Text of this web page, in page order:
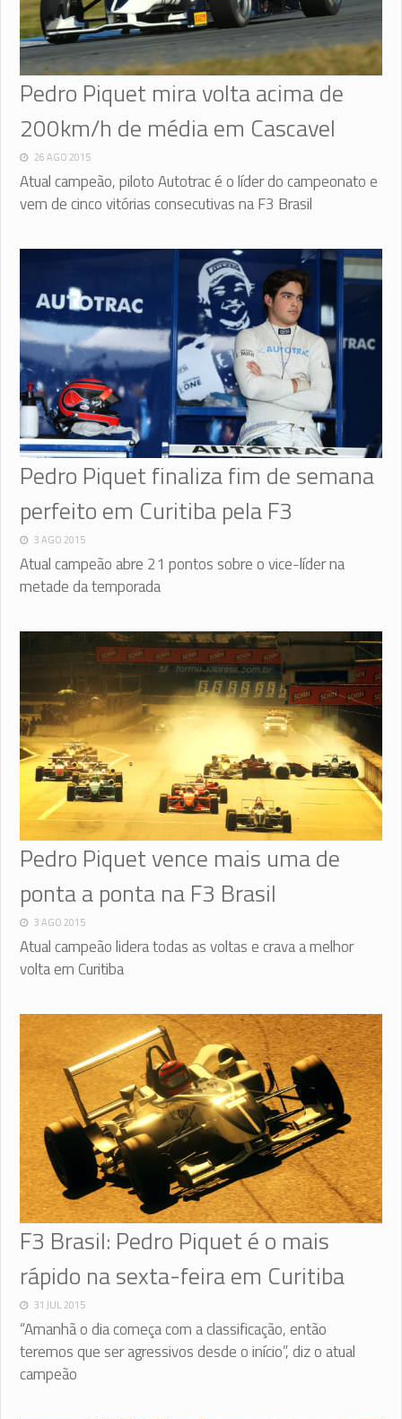
Pedro Piquet mira volta acima de
200km/h de média em Cascavel
26 AGO 2015
Atual campeão, piloto Autotrac é o líder do campeonato e
vem de cinco vitórias consecutivas na F3 Brasil
Pedro Piquet finaliza fim de semana
perfeito em Curitiba pela F3
3 AGO 2015
Atual campeão abre 21 pontos sobre o vice-líder na
metade da temporada
Pedro Piquet vence mais uma de
ponta a ponta na F3 Brasil
3 AGO 2015
Atual campeão lidera todas as voltas e crava a melhor
volta em Curitiba
F3 Brasil: Pedro Piquet é o mais
rápido na sexta-feira em Curitiba
31 JUL 2015
“Amanhã o dia começa com a classificação, então
teremos que ser agressivos desde o início”, diz o atual
campeão